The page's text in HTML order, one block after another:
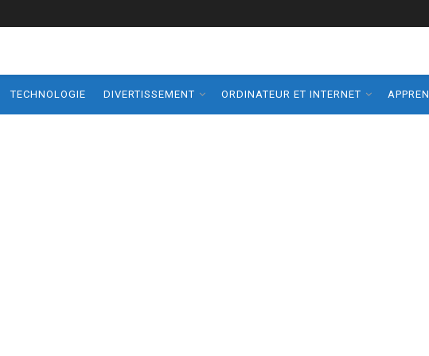
TECHNOLOGIE DIVERTISSEMENT ORDINATEUR ET INTERNET